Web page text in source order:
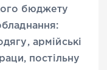
бюджету
армійські
постільну